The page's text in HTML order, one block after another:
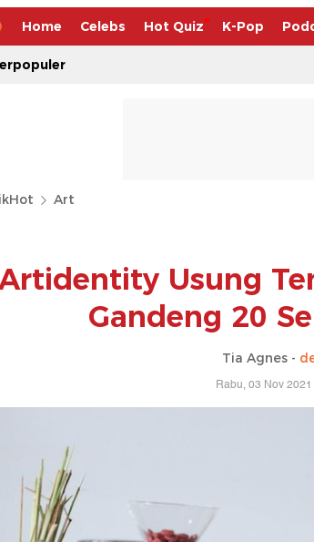
Home Celebs Hot Quiz K-Pop
Art
Usung
Gandeng 20
Tia Agnes -
Rabu, 03 Nov